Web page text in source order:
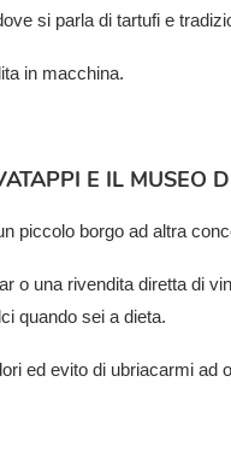
si parla di tartufi e
in macchina.
E IL MUSEO
piccolo borgo ad altra
o una rivendita diretta di
quando sei a dieta.
ed evito di ubriacarmi ad